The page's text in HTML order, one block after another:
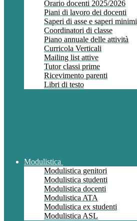
Orario docenti 2025/2026
Piani di lavoro dei docenti
Saperi di asse e saperi minimi
Coordinatori di classe
Piano annuale delle attività
Curricola Verticali
Mailing list attive
Tutor classi prime
Ricevimento parenti
Libri di testo
Modulistica
Modulistica genitori
Modulistica studenti
Modulistica docenti
Modulistica ATA
Modulistica ex studenti
Modulistica ASL